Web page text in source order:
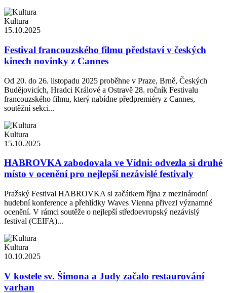
Kultura
15.10.2025
Festival francouzského filmu představí v českých
kinech novinky z Cannes
Od 20. do 26. listopadu 2025 proběhne v Praze, Brně, Českých
Budějovicích, Hradci Králové a Ostravě 28. ročník Festivalu
francouzského filmu, který nabídne předpremiéry z Cannes,
soutěžní sekci...
Kultura
15.10.2025
HABROVKA zabodovala ve Vídni: odvezla si druhé
místo v ocenění pro nejlepší nezávislé festivaly
Pražský Festival HABROVKA si začátkem října z mezinárodní
hudební konference a přehlídky Waves Vienna přivezl významné
ocenění. V rámci soutěže o nejlepší středoevropský nezávislý
festival (CEIFA)...
Kultura
10.10.2025
V kostele sv. Šimona a Judy začalo restaurování
varhan